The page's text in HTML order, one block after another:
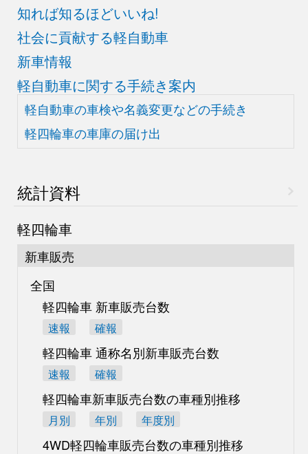
知れば知るほどいいね!
社会に貢献する軽自動車
新車情報
軽自動車に関する手続き案内
軽自動車の車検や名義変更などの手続き
軽四輪車の車庫の届け出
統計資料
軽四輪車
新車販売
全国
軽四輪車 新車販売台数
速報 確報
軽四輪車 通称名別新車販売台数
速報 確報
軽四輪車新車販売台数の車種別推移
月別 年別 年度別
4WD軽四輪車販売台数の車種別推移